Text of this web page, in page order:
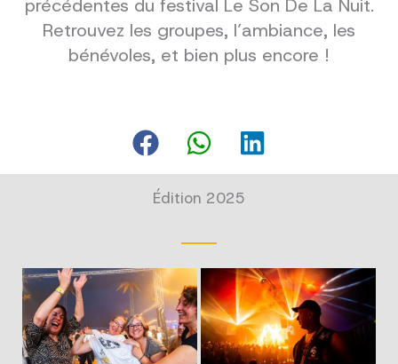
précédentes du festival Le Son De La Nuit.
Retrouvez les groupes, l’ambiance, les
bénévoles, et bien plus encore !
Édition 2025